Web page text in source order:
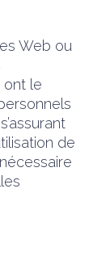
Web ou
ont le
de